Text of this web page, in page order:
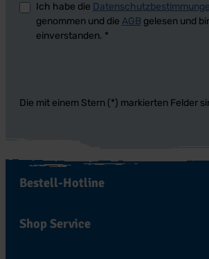
Ich habe die
genommen und die AGB gelesen und
einverstanden. *
Die mit einem Stern (*) markierten Felder
Bestell-Hotline
Shop Service